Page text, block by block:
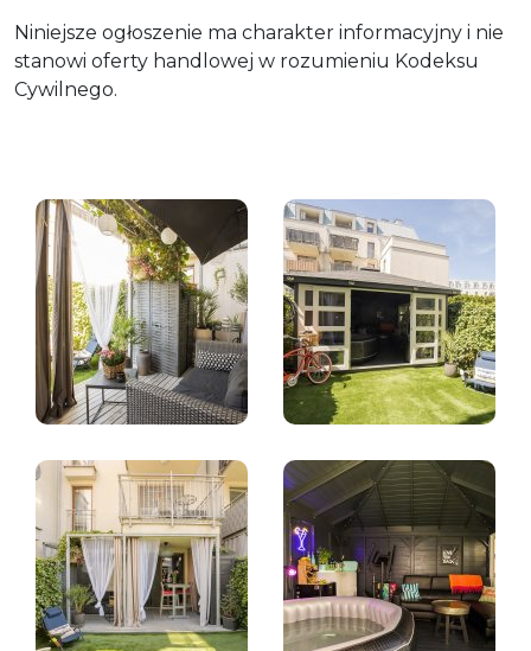
Niniejsze ogłoszenie ma charakter informacyjny i nie
stanowi oferty handlowej w rozumieniu Kodeksu
Cywilnego.